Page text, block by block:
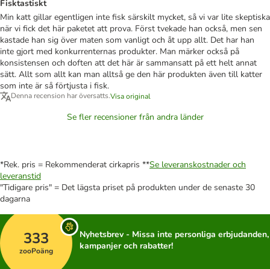
Fisktastiskt
Min katt gillar egentligen inte fisk särskilt mycket, så vi var lite skeptiska
när vi fick det här paketet att prova. Först tvekade han också, men sen
kastade han sig över maten som vanligt och åt upp allt. Det har han
inte gjort med konkurrenternas produkter. Man märker också på
konsistensen och doften att det här är sammansatt på ett helt annat
sätt. Allt som allt kan man alltså ge den här produkten även till katter
som inte är så förtjusta i fisk.
Denna recension har översatts.Visa original
Se fler recensioner från andra länder
*Rek. pris = Rekommenderat cirkapris **Se leveranskostnader och
leveranstid
"Tidigare pris" = Det lägsta priset på produkten under de senaste 30
dagarna
333
zooPoäng
Nyhetsbrev - Missa inte personliga erbjudanden,
kampanjer och rabatter!